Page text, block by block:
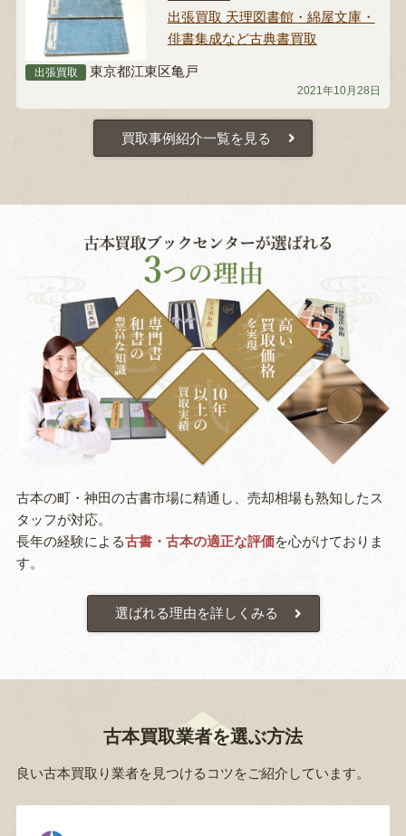
出張買取 天理図書館・綿屋文庫・
俳書集成など古典書買取
出張買取 東京都江東区亀戸
2021年10月28日
買取事例紹介一覧を見る
古本の町・神田の古書市場に精通し、売却相場も熟知したス
タッフが対応。
長年の経験による古書・古本の適正な評価を心がけておりま
す。
選ばれる理由を詳しくみる
古本買取業者を選ぶ方法
良い古本買取り業者を見つけるコツをご紹介しています。